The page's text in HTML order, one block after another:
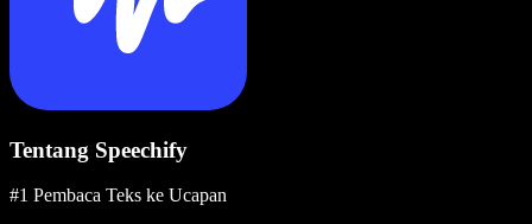
Tentang Speechify
#1 Pembaca Teks ke Ucapan